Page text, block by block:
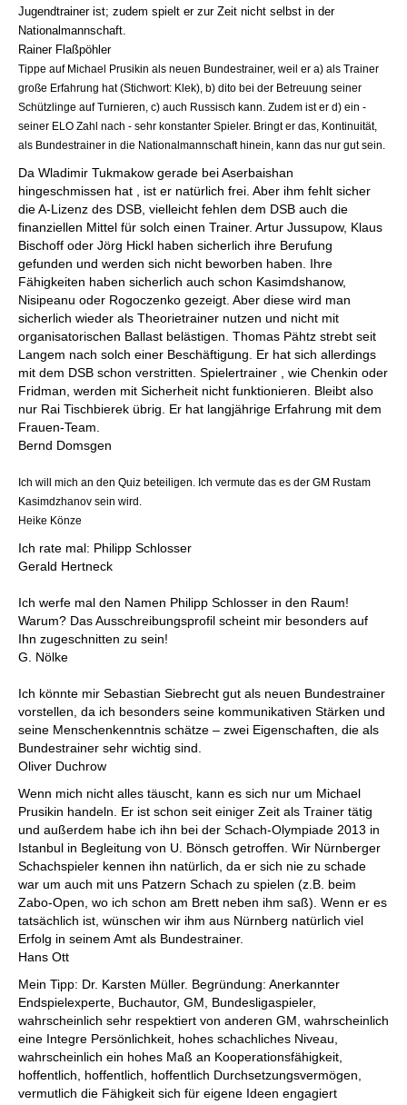
Jugendtrainer ist; zudem spielt er zur Zeit nicht selbst in der
Nationalmannschaft.
Rainer Flaßpöhler
Tippe auf Michael Prusikin als neuen Bundestrainer, weil er a) als Trainer
große Erfahrung hat (Stichwort: Klek), b) dito bei der Betreuung seiner
Schützlinge auf Turnieren, c) auch Russisch kann. Zudem ist er d) ein -
seiner ELO Zahl nach - sehr konstanter Spieler. Bringt er das, Kontinuität,
als Bundestrainer in die Nationalmannschaft hinein, kann das nur gut sein.
Da Wladimir Tukmakow gerade bei Aserbaishan
hingeschmissen hat , ist er natürlich frei. Aber ihm fehlt sicher
die A-Lizenz des DSB, vielleicht fehlen dem DSB auch die
finanziellen Mittel für solch einen Trainer. Artur Jussupow, Klaus
Bischoff oder Jörg Hickl haben sicherlich ihre Berufung
gefunden und werden sich nicht beworben haben. Ihre
Fähigkeiten haben sicherlich auch schon Kasimdshanow,
Nisipeanu oder Rogoczenko gezeigt. Aber diese wird man
sicherlich wieder als Theorietrainer nutzen und nicht mit
organisatorischen Ballast belästigen. Thomas Pähtz strebt seit
Langem nach solch einer Beschäftigung. Er hat sich allerdings
mit dem DSB schon verstritten. Spielertrainer , wie Chenkin oder
Fridman, werden mit Sicherheit nicht funktionieren. Bleibt also
nur Rai Tischbierek übrig. Er hat langjährige Erfahrung mit dem
Frauen-Team.
Bernd Domsgen
Ich will mich an den Quiz beteiligen. Ich vermute das es der GM Rustam
Kasimdzhanov sein wird.
Heike Könze
Ich rate mal: Philipp Schlosser
Gerald Hertneck
Ich werfe mal den Namen Philipp Schlosser in den Raum!
Warum? Das Ausschreibungsprofil scheint mir besonders auf
Ihn zugeschnitten zu sein!
G. Nölke
Ich könnte mir Sebastian Siebrecht gut als neuen Bundestrainer
vorstellen, da ich besonders seine kommunikativen Stärken und
seine Menschenkenntnis schätze – zwei Eigenschaften, die als
Bundestrainer sehr wichtig sind.
Oliver Duchrow
Wenn mich nicht alles täuscht, kann es sich nur um Michael
Prusikin handeln. Er ist schon seit einiger Zeit als Trainer tätig
und außerdem habe ich ihn bei der Schach-Olympiade 2013 in
Istanbul in Begleitung von U. Bönsch getroffen. Wir Nürnberger
Schachspieler kennen ihn natürlich, da er sich nie zu schade
war um auch mit uns Patzern Schach zu spielen (z.B. beim
Zabo-Open, wo ich schon am Brett neben ihm saß). Wenn er es
tatsächlich ist, wünschen wir ihm aus Nürnberg natürlich viel
Erfolg in seinem Amt als Bundestrainer.
Hans Ott
Mein Tipp: Dr. Karsten Müller. Begründung: Anerkannter
Endspielexperte, Buchautor, GM, Bundesligaspieler,
wahrscheinlich sehr respektiert von anderen GM, wahrscheinlich
eine Integre Persönlichkeit, hohes schachliches Niveau,
wahrscheinlich ein hohes Maß an Kooperationsfähigkeit,
hoffentlich, hoffentlich, hoffentlich Durchsetzungsvermögen,
vermutlich die Fähigkeit sich für eigene Ideen engagiert